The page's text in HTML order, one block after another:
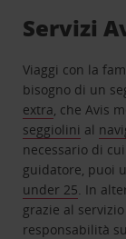
Servizi
Viaggi con la
bisogno di un
extra , che Avis
seggiolini al
necessario di
guidatore, puoi
under 25 . In
grazie al servizio
responsabilità